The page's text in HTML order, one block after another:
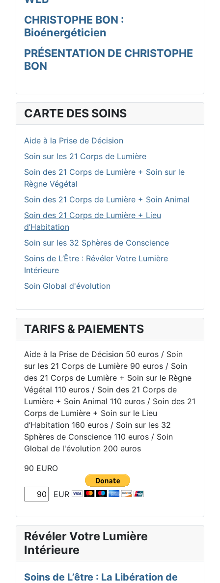
CHRISTOPHE BON :
Bioénergéticien
PRÉSENTATION DE CHRISTOPHE
BON
CARTE DES SOINS
Aide à la Prise de Décision
Soin sur les 21 Corps de Lumière
Soin des 21 Corps de Lumière + Soin sur le
Règne Végétal
Soin des 21 Corps de Lumière + Soin Animal
Soin des 21 Corps de Lumière + Lieu
d’Habitation
Soin sur les 32 Sphères de Conscience
Soins de L’Être : Révéler Votre Lumière
Intérieure
Soin Global d'évolution
TARIFS & PAIEMENTS
Aide à la Prise de Décision 50 euros / Soin
sur les 21 Corps de Lumière 90 euros / Soin
des 21 Corps de Lumière + Soin sur le Règne
Végétal 110 euros / Soin des 21 Corps de
Lumière + Soin Animal 110 euros / Soin des 21
Corps de Lumière + Soin sur le Lieu
d’Habitation 160 euros / Soin sur les 32
Sphères de Conscience 110 euros / Soin
Global de l'évolution 200 euros
90 EURO
EUR
Révéler Votre Lumière
Intérieure
Soins de L’être : La Libération de